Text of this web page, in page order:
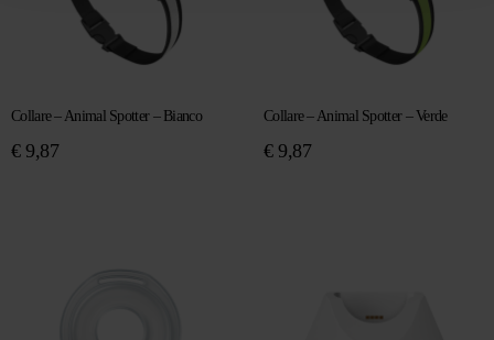
Collare – Animal Spotter – Bianco
€9,87
Collare – Animal Spotter – Verde
€9,87